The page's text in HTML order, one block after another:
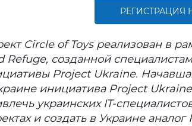
РЕГИСТРАЦИЯ
Circle of Toys реализован в
Refuge, созданной
Project Ukraine.
инициатива Project
украинских IT-
и создать в Украине